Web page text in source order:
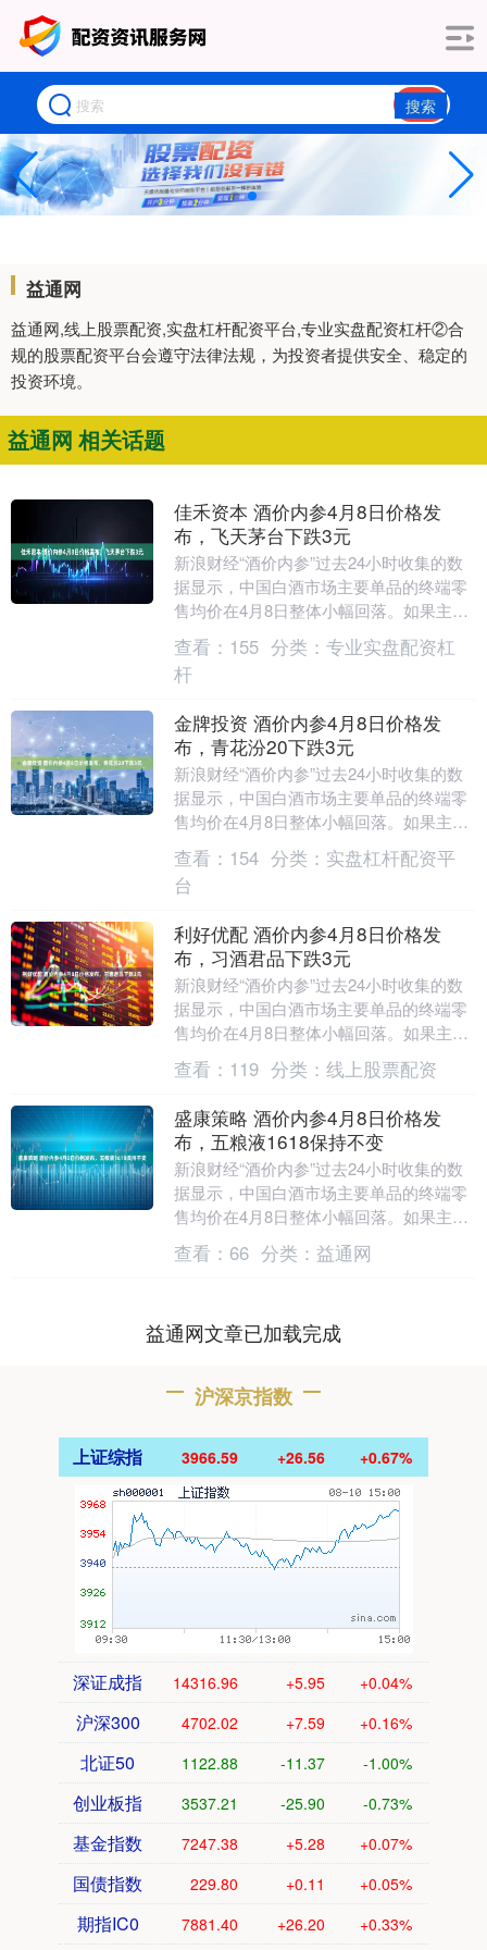
搜索
益通网
益通网,线上股票配资,实盘杠杆配资平台,专业实盘配资杠杆②合
规的股票配资平台会遵守法律法规，为投资者提供安全、稳定的
投资环境。
益通网 相关话题
佳禾资本 酒价内参4月8日价格发
布，飞天茅台下跌3元
新浪财经“酒价内参”过去24小时收集的数
据显示，中国白酒市场主要单品的终端零
售均价在4月8日整体小幅回落。如果主要
单品各取一瓶整体打包售卖，今日总售价
为9933....
查看： 155 分类： 专业实盘配资杠
杆
金牌投资 酒价内参4月8日价格发
布，青花汾20下跌3元
新浪财经“酒价内参”过去24小时收集的数
据显示，中国白酒市场主要单品的终端零
售均价在4月8日整体小幅回落。如果主要
单品各取一瓶整体打包售卖，今日总售价
为9933....
查看： 154 分类： 实盘杠杆配资平
台
利好优配 酒价内参4月8日价格发
布，习酒君品下跌3元
新浪财经“酒价内参”过去24小时收集的数
据显示，中国白酒市场主要单品的终端零
售均价在4月8日整体小幅回落。如果主要
单品各取一瓶整体打包售卖，今日总售价
为9933....
查看： 119 分类： 线上股票配资
盛康策略 酒价内参4月8日价格发
布，五粮液1618保持不变
新浪财经“酒价内参”过去24小时收集的数
据显示，中国白酒市场主要单品的终端零
售均价在4月8日整体小幅回落。如果主要
单品各取一瓶整体打包售卖，今日总售价
为9933....
查看： 66 分类： 益通网
益通网文章已加载完成
沪深京指数
上证综指 3966.59 +26.56 +0.67%
深证成指 14316.96 +5.95 +0.04%
沪深300 4702.02 +7.59 +0.16%
北证50 1122.88 -11.37 -1.00%
创业板指 3537.21 -25.90 -0.73%
基金指数 7247.38 +5.28 +0.07%
国债指数 229.80 +0.11 +0.05%
期指IC0 7881.40 +26.20 +0.33%